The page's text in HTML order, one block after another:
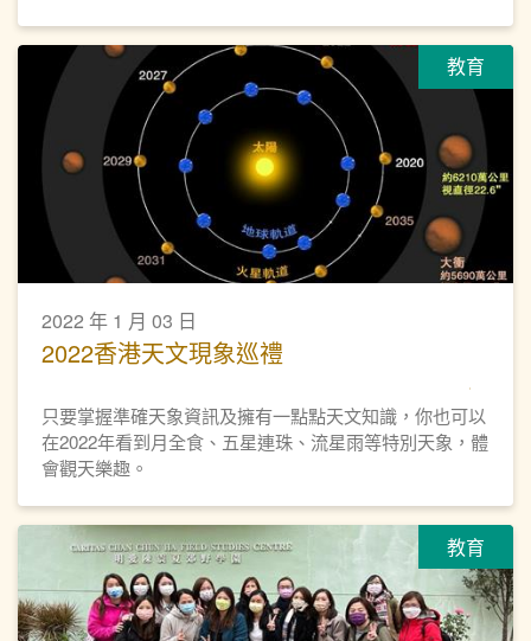
教育
2022 年 1 月 03 日
2022香港天文現象巡禮
只要掌握準確天象資訊及擁有一點點天文知識，你也可以
在2022年看到月全食、五星連珠、流星雨等特別天象，體
會觀天樂趣。
教育